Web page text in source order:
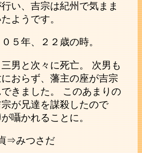
い、吉宗は紀州で気まま
ようです。
５年、２２歳の時。
男と次々に死亡。 次男も
おらず、藩主の座が吉宗
きました。 このあまりの
が兄達を謀殺したので
囁かれることに。
⇒みつさだ